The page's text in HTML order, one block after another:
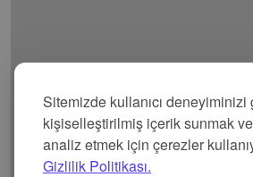
Sitemizde kullanıcı deneyiminizi
kişiselleştirilmiş içerik sunmak
analiz etmek için çerezler
Gizlilik Politikası.